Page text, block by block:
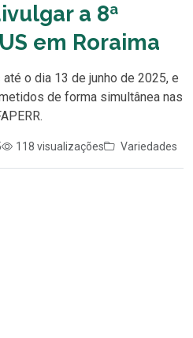
a 8ª
em Roraima
o dia 13 de junho de 2025, e
de forma simultânea nas
118 visualizações Variedades